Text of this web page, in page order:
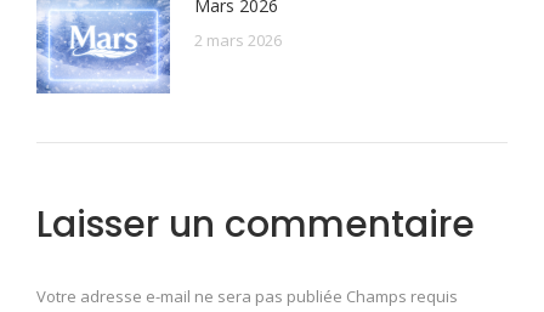
Mars 2026
2 mars 2026
Laisser un commentaire
Votre adresse e-mail ne sera pas publiée Champs requis